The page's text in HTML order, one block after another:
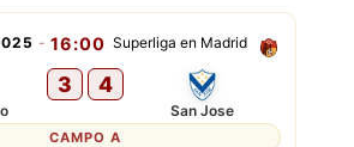
Superliga en Madrid
- 16:00
3 4
San Jose
CAMPO A